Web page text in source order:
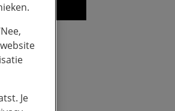
Je